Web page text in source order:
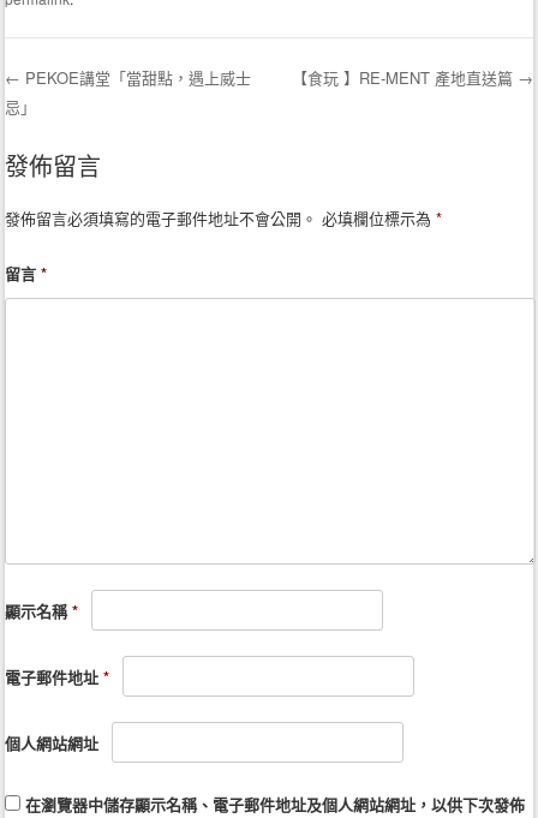
Post navigation
← PEKOE講堂「當甜點，遇上威士
忌」
【食玩 】RE-MENT 產地直送篇 →
發佈留言
發佈留言必須填寫的電子郵件地址不會公開。 必填欄位標示為*
留言*
顯示名稱*
電子郵件地址*
個人網站網址
在瀏覽器中儲存顯示名稱、電子郵件地址及個人網站網址，以供下次發佈